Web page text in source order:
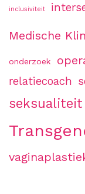
inclusiviteit
Medische
onderzoek
relatiecoach
seksualiteit